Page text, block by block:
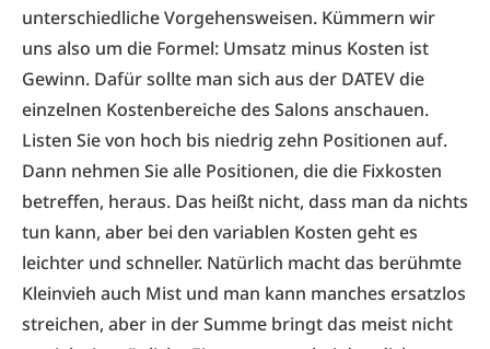
unterschiedliche Vorgehensweisen. Kümmern wir
uns also um die Formel: Umsatz minus Kosten ist
Gewinn. Dafür sollte man sich aus der DATEV die
einzelnen Kostenbereiche des Salons anschauen.
Listen Sie von hoch bis niedrig zehn Positionen auf.
Dann nehmen Sie alle Positionen, die die Fixkosten
betreffen, heraus. Das heißt nicht, dass man da nichts
tun kann, aber bei den variablen Kosten geht es
leichter und schneller. Natürlich macht das berühmte
Kleinvieh auch Mist und man kann manches ersatzlos
streichen, aber in der Summe bringt das meist nicht